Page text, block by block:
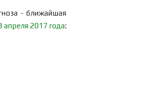
- ближайшая
апреля 2017 года: